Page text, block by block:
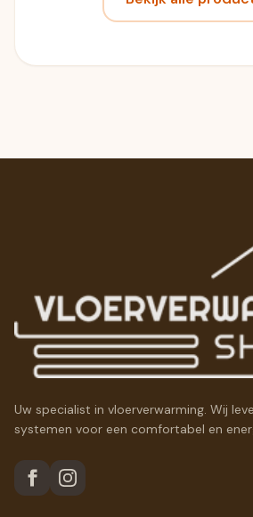
Uw specialist in vloerverwarming. Wij
systemen voor een comfortabel en